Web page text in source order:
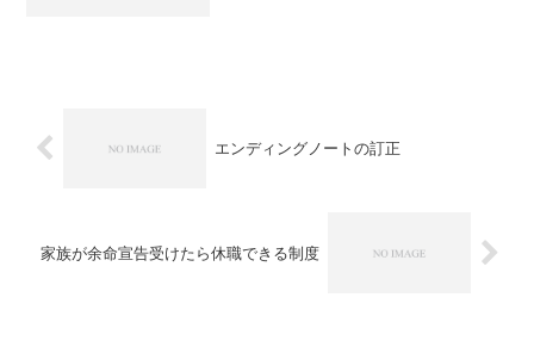
エンディングノートの訂正
家族が余命宣告受けたら休職できる制度